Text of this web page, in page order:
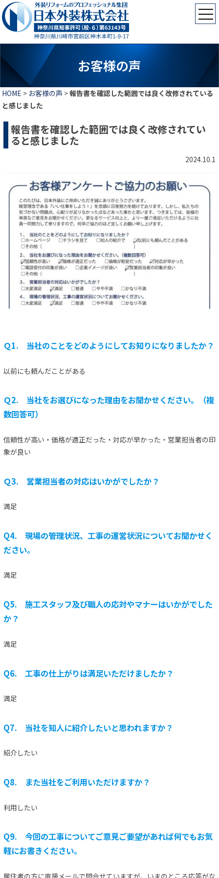
お客様の声
HOME > お客様の声 >報告書を確認した範囲では良く改修されている
と感じました
報告書を確認した範囲では良く改修されてい
ると感じました
2024.10.1
Ｑ1. 当社のことをどのようにしてお知りになりましたか？
以前にも頼んだことがある
Ｑ2. 当社をお選びになった理由をお聞かせください。（複
数回答可）
信頼性が高い・価格が適正だった・対応が早かった・営業担当者の印
象が良い
Ｑ3. 営業担当者の対応はいかがでしたか？
満足
Q4. 現場の管理状況、工事の運営状況についてお聞かせく
ださい。
満足
Q5. 施工スタッフ及び職人の応対やマナーはいかがでした
か？
満足
Q6. 工事の仕上がりは満足いただけましたか？
満足
Q7. 当社を知人に紹介したいと思われますか？
紹介したい
Q8. また当社をご利用いただけますか？
利用したい
Q9. 今回の工事についてご意見ご要望があれば何でもお気
軽にお書きください。
居住者の方に直接メールで問合せていますが、いまのところ応答がな